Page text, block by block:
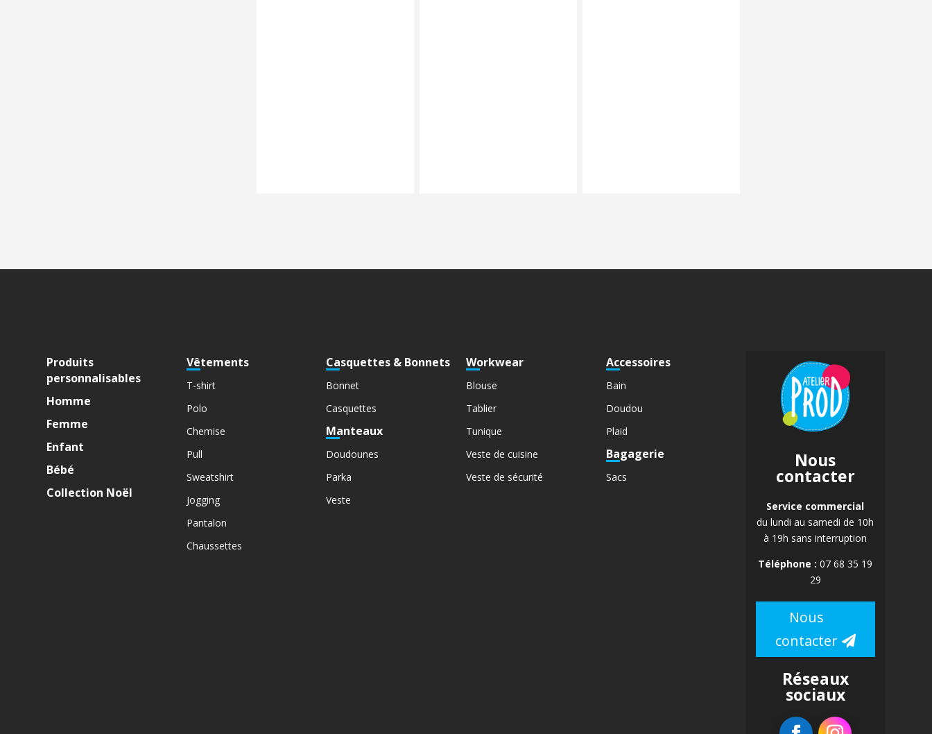
Produits
personnalisables
Homme
Femme
Enfant
Bébé
Collection Noël
Vêtements
T-shirt
Polo
Chemise
Pull
Sweatshirt
Jogging
Pantalon
Chaussettes
Casquettes & Bonnets
Bonnet
Casquettes
Manteaux
Doudounes
Parka
Veste
Workwear
Blouse
Tablier
Tunique
Veste de cuisine
Veste de sécurité
Accessoires
Bain
Doudou
Plaid
Bagagerie
Sacs
Nous
contacter
Service commercial
du lundi au samedi de 10h
à 19h sans interruption
Téléphone : 07 68 35 19
29
Nous
contacter
Réseaux
sociaux